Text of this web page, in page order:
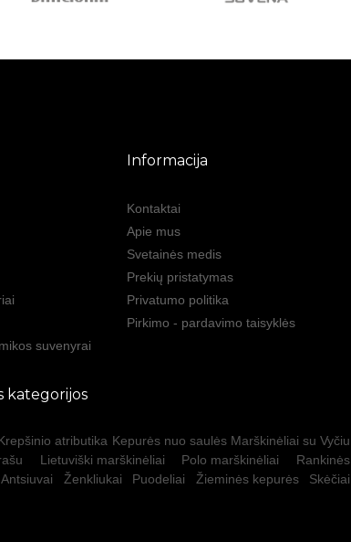
suvenyrai
Informacija
Kontaktai
Apie mus
Svetainės medis
Prekių pristatymas
Privatumo politika
Pirkimo - pardavimo taisyklės
kategorijos
atributika Kepurės nuo saulės Marškinėliai su Vyčiu
Lietuviški marškinėliai Polo marškinėliai
Rankinės
Antsiuvai Ženkliukai Puodeliai Žieminės kepurės Skėčiai